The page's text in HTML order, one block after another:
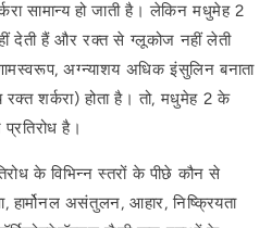
सामान्य हो जाती है। लेकिन मधुमेह 2
देती हैं और रक्त से ग्लूकोज नहीं लेती
अग्न्याशय अधिक इंसुलिन बनाता
रक्त शर्करा) होता है। तो, मधुमेह 2 के
है।
के विभिन्न स्तरों के पीछे कौन से
हार्मोनल असंतुलन, आहार, निष्क्रियता